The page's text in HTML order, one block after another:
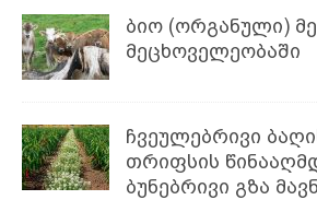
ბიო (ორგანული)
მეცხოველეობაში
ჩვეულებრივი
თრიფსის
ბუნებრივი გზა